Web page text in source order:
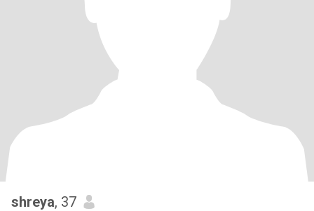
shreya, 37